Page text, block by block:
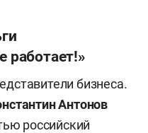
работает!»
бизнеса.
Антонов
российский